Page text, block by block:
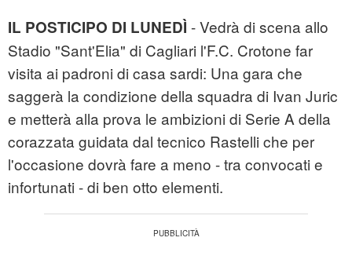
IL POSTICIPO DI LUNEDÌ - Vedrà di scena allo
Stadio "Sant'Elia" di Cagliari l'F.C. Crotone far
visita ai padroni di casa sardi: Una gara che
saggerà la condizione della squadra di Ivan Juric
e metterà alla prova le ambizioni di Serie A della
corazzata guidata dal tecnico Rastelli che per
l'occasione dovrà fare a meno - tra convocati e
infortunati - di ben otto elementi.